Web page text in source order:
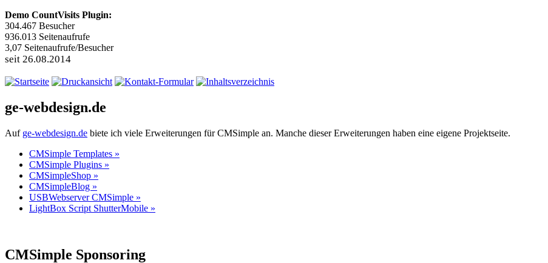
Demo CountVisits Plugin:
304.467 Besucher
936.013 Seitenaufrufe
3,07 Seitenaufrufe/Besucher
seit 26.08.2014
ge-webdesign.de
Auf ge-webdesign.de biete ich viele Erweiterungen für CMSimple an. Manche dieser Erweiterungen haben eine eigene Projektseite.
CMSimple Templates »
CMSimple Plugins »
CMSimpleShop »
CMSimpleBlog »
USBWebserver CMSimple »
LightBox Script ShutterMobile »
CMSimple Sponsoring